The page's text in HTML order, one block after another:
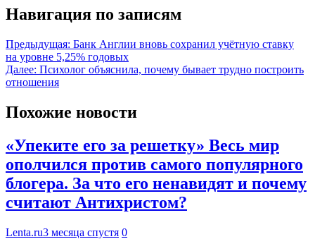
Навигация по записям
Предыдущая: Банк Англии вновь сохранил учётную ставку
на уровне 5,25% годовых
Далее: Психолог объяснила, почему бывает трудно построить
отношения
Похожие новости
«Упеките его за решетку» Весь мир
ополчился против самого популярного
блогера. За что его ненавидят и почему
считают Антихристом?
Lenta.ru3 месяца спустя 0